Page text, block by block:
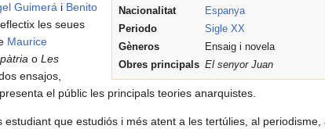
Nacionalitat
Espanya
Periodo
Sigle XX
Gèneros
Ensaig i novela
Obres principals El senyor Juan
Guimerá i Benito
les seues
Maurice
o Les
ensajos,
presenta el públic les principals teories anarquistes.
estudiant que estudiós i més atent a les tertúlies, al periodisme,